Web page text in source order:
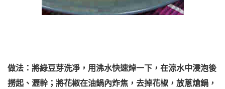
做法：將綠豆芽洗凈，用沸水快速焯一下，在涼水中浸泡後
撈起、瀝幹；將花椒在油鍋內炸焦，去掉花椒，放蔥熗鍋，